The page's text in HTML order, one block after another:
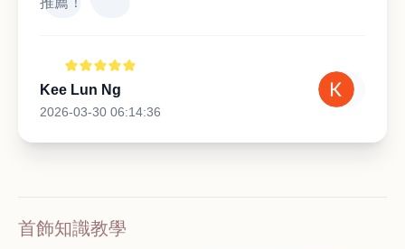
Kee Lun Ng
2026-03-30 06:14:36
首飾知識教學